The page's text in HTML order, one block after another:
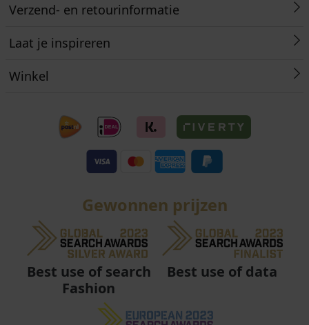
Verzend- en retourinformatie
Laat je inspireren
Winkel
Gewonnen prijzen
Best use of search
Fashion
Best use of data